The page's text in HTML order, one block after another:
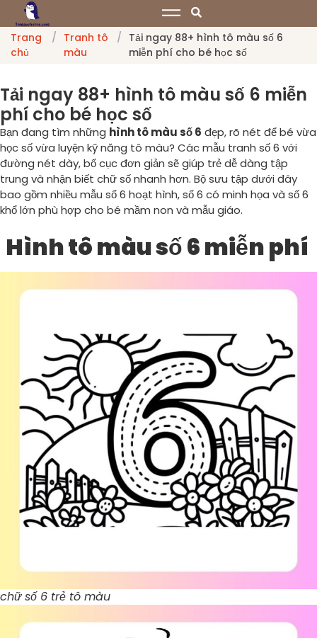
Trang
chủ
/ Tranh tô
màu
/ Tải ngay 88+ hình tô màu số 6
miễn phí cho bé học số
Tải ngay 88+ hình tô màu số 6 miễn
phí cho bé học số
Bạn đang tìm những hình tô màu số 6 đẹp, rõ nét để bé vừa
học số vừa luyện kỹ năng tô màu? Các mẫu tranh số 6 với
đường nét dày, bố cục đơn giản sẽ giúp trẻ dễ dàng tập
trung và nhận biết chữ số nhanh hơn. Bộ sưu tập dưới đây
bao gồm nhiều mẫu số 6 hoạt hình, số 6 có minh họa và số 6
khổ lớn phù hợp cho bé mầm non và mẫu giáo.
Hình tô màu số 6 miễn phí
chữ số 6 trẻ tô màu